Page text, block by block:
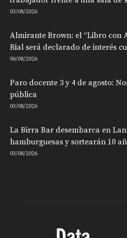
03/08/2026
Almirante Brown: el “Libro con
Rial será declarado de interés
06/08/2026
Paro docente 3 y 4 de agosto:
pública
03/08/2026
La Birra Bar desembarca en
hamburguesas y sortearán 10
03/08/2026